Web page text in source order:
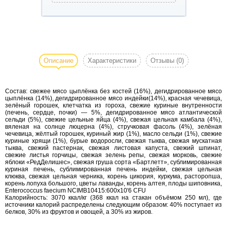
полноценный и
сбалансированный
повышенной массой
тела.
Животным, имеющим
лишний вес,
особенно необходим
правильно
подобранный рацион,
содержащий много
белков для
поддержания
мышечной массы, и
сниженный уровень
Описание Характеристики Отзывы (0)
Состав: свежее мясо цыплёнка без костей (16%), дегидрированное мясо
цыплёнка (14%), дегидрированное мясо индейки(14%), красная чечевица,
зелёный горошек, клетчатка из гороха, свежие куриные внутренности
(печень, сердце, почки) — 5%, дегидрированное мясо атлантической
сельди (5%), свежие цельные яйца (4%), свежая цельная камбала (4%),
вяленая на солнце люцерна (4%), стручковая фасоль (4%), зелёная
чечевица, жёлтый горошек, куриный жир (1%), масло сельди (1%), свежие
куриные хрящи (1%), бурые водоросли, свежая тыква, свежая мускатная
тыква, свежий пастернак, свежая листовая капуста, свежий шпинат,
свежие листья горчицы, свежая зелень репы, свежая морковь, свежие
яблоки «РедДелишес», свежая груша сорта «Бартлетт», сублимированная
куриная печень, сублимированная печень индейки, свежая цельная
клюква, свежая цельная черника, корень цикория, куркума, расторопша,
корень лопуха большого, цветы лаванды, корень алтея, плоды шиповника,
Enterococcus faecium NCIMB10415:600x10'6 CFU
Калорийность: 3070 ккал/кг (368 ккал на стакан объёмом 250 мл), где
источники калорий распределены следующим образом: 40% поступает из
белков, 30% из фруктов и овощей, а 30% из жиров.